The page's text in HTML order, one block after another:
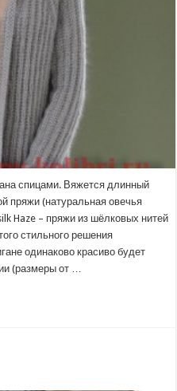
спицами. Вяжется длинный
пряжи (натуральная овечья
Haze – пряжи из шёлковых нитей
стильного решения
одинаково красиво будет
(размеры от …